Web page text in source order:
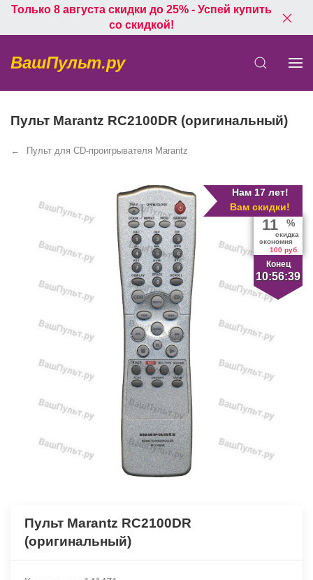
Только 8 августа скидки до 25% - Успей купить
со скидкой!
ВашПульт.ру
Пульт Marantz RC2100DR (оригинальный)
Пульт для CD-проигрывателя Marantz
Нам 17 лет!
Вам скидки!
Конец
10:56:39
11 %
скидка
экономия
100 руб.
Пульт Marantz RC2100DR
(оригинальный)